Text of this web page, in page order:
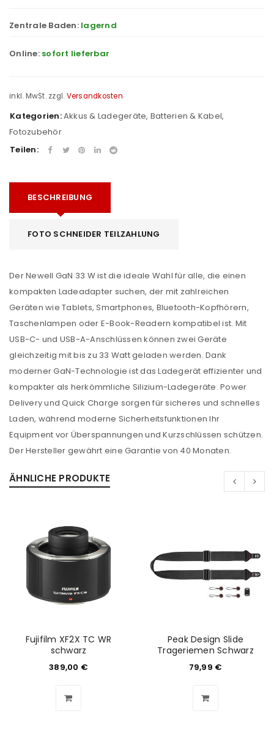
Zentrale Baden: lagernd
Online: sofort lieferbar
inkl. MwSt. zzgl. Versandkosten
Kategorien:Akkus & Ladegeräte, Batterien & Kabel,
Fotozubehör
Teilen:
BESCHREIBUNG
FOTO SCHNEIDER TEILZAHLUNG
Der Newell GaN 33 W ist die ideale Wahl für alle, die einen
kompakten Ladeadapter suchen, der mit zahlreichen
Geräten wie Tablets, Smartphones, Bluetooth-Kopfhörern,
Taschenlampen oder E-Book-Readern kompatibel ist. Mit
USB-C- und USB-A-Anschlüssen können zwei Geräte
gleichzeitig mit bis zu 33 Watt geladen werden. Dank
moderner GaN-Technologie ist das Ladegerät effizienter und
kompakter als herkömmliche Silizium-Ladegeräte. Power
Delivery und Quick Charge sorgen für sicheres und schnelles
Laden, während moderne Sicherheitsfunktionen Ihr
Equipment vor Überspannungen und Kurzschlüssen schützen.
Der Hersteller gewährt eine Garantie von 40 Monaten.
ÄHNLICHE PRODUKTE
Fujifilm XF2X TC WR
schwarz
389,00 €
Peak Design Slide
Trageriemen Schwarz
79,99 €